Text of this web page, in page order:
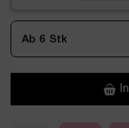
Ab 6 Stk